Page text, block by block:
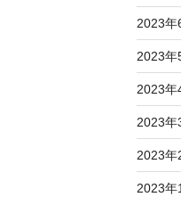
2023年
2023年
2023年
2023年
2023年
2023年